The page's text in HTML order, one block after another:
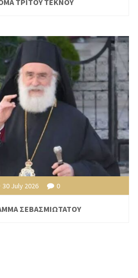
ΤΡΙΤΟΥ ΤΕΚΝΟΥ
30 July 2026 0
ΣΕΒΑΣΜΙΩΤΑΤΟΥ